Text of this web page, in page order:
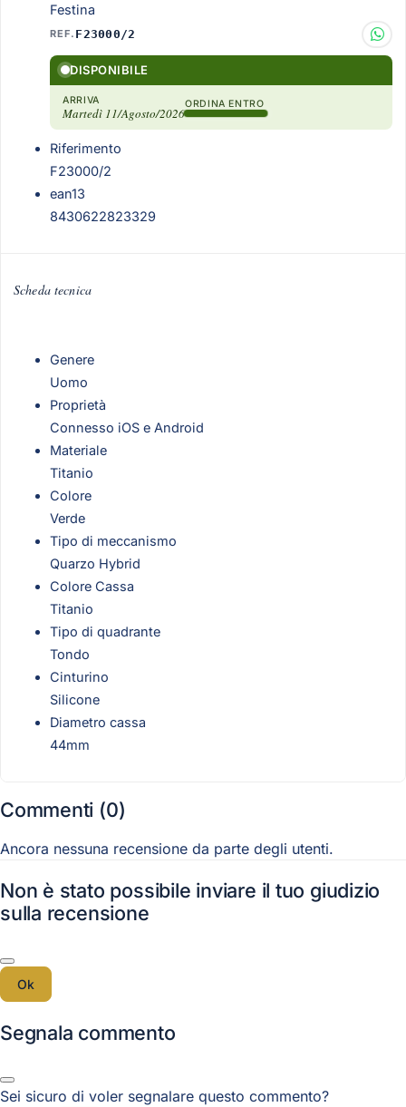
Festina
REF. F23000/2
DISPONIBILE
ARRIVA
Martedì 11/Agosto/2026
ORDINA ENTRO
Riferimento
F23000/2
ean13
8430622823329
Scheda tecnica
Genere
Uomo
Proprietà
Connesso iOS e Android
Materiale
Titanio
Colore
Verde
Tipo di meccanismo
Quarzo Hybrid
Colore Cassa
Titanio
Tipo di quadrante
Tondo
Cinturino
Silicone
Diametro cassa
44mm
Commenti (0)
Ancora nessuna recensione da parte degli utenti.
Non è stato possibile inviare il tuo giudizio
sulla recensione
Ok
Segnala commento
Sei sicuro di voler segnalare questo commento?